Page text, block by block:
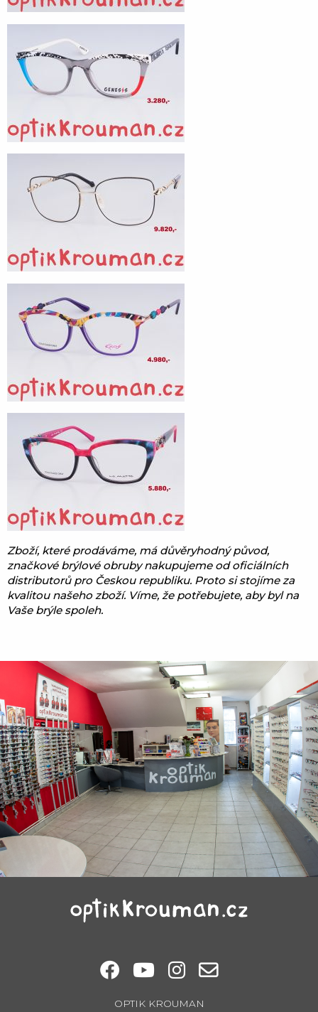
Zboží, které prodáváme, má důvěryhodný původ,
značkové brýlové obruby nakupujeme od oficiálních
distributorů pro Českou republiku. Proto si stojíme za
kvalitou našeho zboží. Víme, že potřebujete, aby byl na
Vaše brýle spoleh.
OPTIK KROUMAN